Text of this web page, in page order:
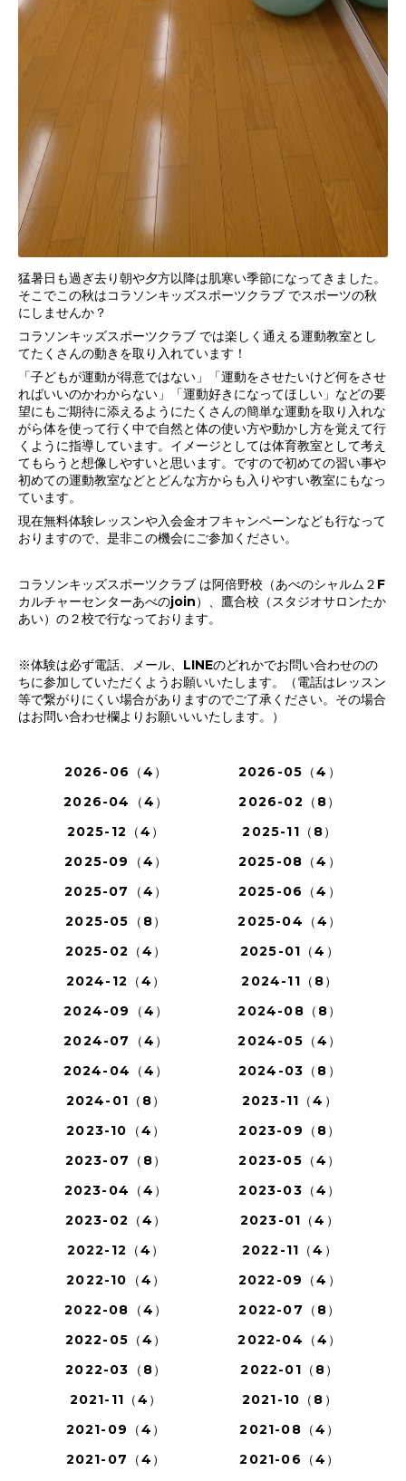
猛暑日も過ぎ去り朝や夕方以降は肌寒い季節になってきました。
そこでこの秋はコラソンキッズスポーツクラブ でスポーツの秋
にしませんか？
コラソンキッズスポーツクラブ では楽しく通える運動教室とし
てたくさんの動きを取り入れています！
「子どもが運動が得意ではない」「運動をさせたいけど何をさせ
ればいいのかわからない」「運動好きになってほしい」などの要
望にもご期待に添えるようにたくさんの簡単な運動を取り入れな
がら体を使って行く中で自然と体の使い方や動かし方を覚えて行
くように指導しています。イメージとしては体育教室として考え
てもらうと想像しやすいと思います。ですので初めての習い事や
初めての運動教室などとどんな方からも入りやすい教室にもなっ
ています。
現在無料体験レッスンや入会金オフキャンペーンなども行なって
おりますので、是非この機会にご参加ください。
コラソンキッズスポーツクラブ は阿倍野校（あべのシャルム２F
カルチャーセンターあべのjoin）、鷹合校（スタジオサロンたか
あい）の２校で行なっております。
※体験は必ず電話、メール、LINEのどれかでお問い合わせのの
ちに参加していただくようお願いいたします。（電話はレッスン
等で繋がりにくい場合がありますのでご了承ください。その場合
はお問い合わせ欄よりお願いいいたします。）
2026-06（4）
2026-05（4）
2026-04（4）
2026-02（8）
2025-12（4）
2025-11（8）
2025-09（4）
2025-08（4）
2025-07（4）
2025-06（4）
2025-05（8）
2025-04（4）
2025-02（4）
2025-01（4）
2024-12（4）
2024-11（8）
2024-09（4）
2024-08（8）
2024-07（4）
2024-05（4）
2024-04（4）
2024-03（8）
2024-01（8）
2023-11（4）
2023-10（4）
2023-09（8）
2023-07（8）
2023-05（4）
2023-04（4）
2023-03（4）
2023-02（4）
2023-01（4）
2022-12（4）
2022-11（4）
2022-10（4）
2022-09（4）
2022-08（4）
2022-07（8）
2022-05（4）
2022-04（4）
2022-03（8）
2022-01（8）
2021-11（4）
2021-10（8）
2021-09（4）
2021-08（4）
2021-07（4）
2021-06（4）